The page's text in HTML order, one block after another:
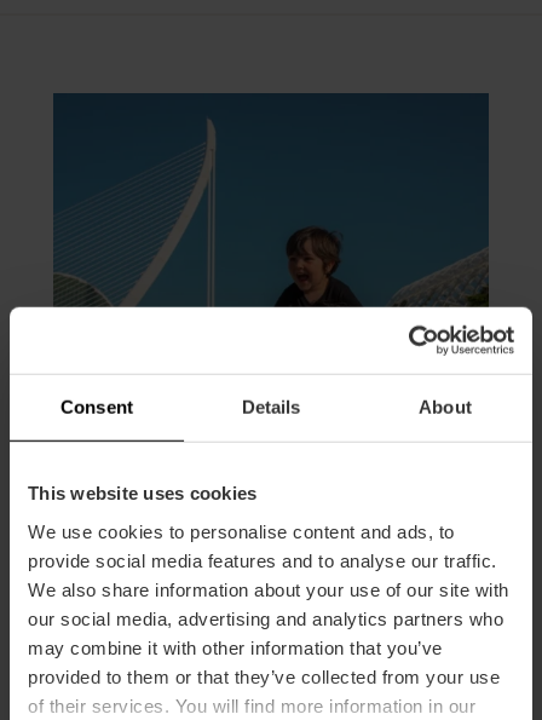
Consent Details About
This website uses cookies
We use cookies to personalise content and ads, to
provide social media features and to analyse our traffic.
We also share information about your use of our site with
our social media, advertising and analytics partners who
may combine it with other information that you’ve
provided to them or that they’ve collected from your use
of their services. You will find more information in our
València con niños
Valencia with children
Valencia con i bambini